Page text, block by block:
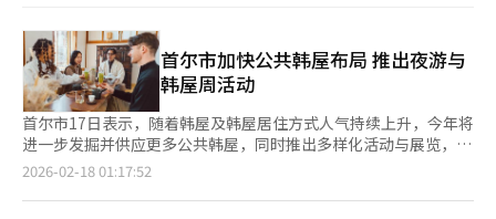
亿韩元，松坡区和东大门区各为1.1万亿韩元。金融业内人士表
示，在房价较高的首都圈以及首尔热门居住区，多套房业主贷款集
中度普遍较高。 从贷款结构来看，公寓抵押贷款占据绝对比重。
数据显示，公寓抵押贷款余额为91.9万亿韩元，占全部贷款的
89.3%；非公寓类抵押贷款为11万亿韩元，占比10.7%。 在还款
方式方面，多套房业主贷款以原本息分期偿还为主。分期偿还贷款
规模为95.7万亿韩元，占整体的93%；到期一次性偿还贷款为7.2
万亿韩元，占比约7%。 目前，韩国金融监管部门正研究针对多套
房业主贷款的管理措施，包括对到期一次性偿还结构的住房抵押贷
价格一度回落，直至2022年12月触底，随后自2023年起呈持续回
升态势。2025年的价格涨幅创自2021年以来的最高水平。从面积
类型看，除大户型的成交价略有回落外，其余户型均呈上涨趋势。
其中，40平方米以下超小户型涨幅最为显著，环比上涨0.94%。
在租赁市场方面，自2020年7月《住宅租赁保护法》两项修订条款
正式实施以来，首尔全租房价格经历较大幅度的上涨与回调，目前
重新进入上行通道。修订内容规定，承租人在原有两年租期届满
时，有权要求续签一次租赁合同，房东在原则上不得拒绝。此前韩
国住宅租赁合同通常以“2年+自愿续签”形式签订，而修法后则转
首尔市加快公共韩屋布局 推出夜游与
韩屋周活动
首尔市17日表示，随着韩屋及韩屋居住方式人气持续上升，今年将
进一步发掘并供应更多公共韩屋，同时推出多样化活动与展览，提
升市民参与度与文化体验感。 为保护面临拆除风险的韩屋，首尔
用途的“Mirinaejip”（长期全租住房）等加以活化利用。目前，
2026-02-18 01:17:52
页